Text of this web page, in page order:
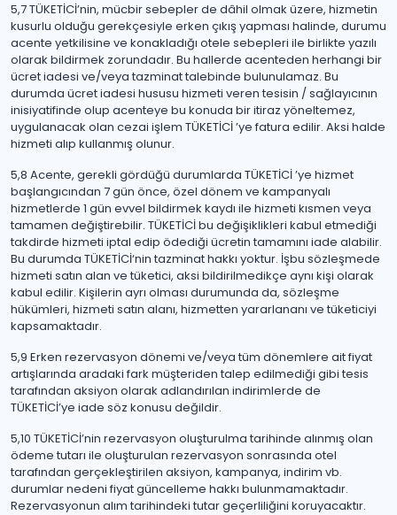
5,7 TÜKETİCİ’nin, mücbir sebepler de dâhil olmak üzere, hizmetin
kusurlu olduğu gerekçesiyle erken çıkış yapması halinde, durumu
acente yetkilisine ve konakladığı otele sebepleri ile birlikte yazılı
olarak bildirmek zorundadır. Bu hallerde acenteden herhangi bir
ücret iadesi ve/veya tazminat talebinde bulunulamaz. Bu
durumda ücret iadesi hususu hizmeti veren tesisin / sağlayıcının
inisiyatifinde olup acenteye bu konuda bir itiraz yöneltemez,
uygulanacak olan cezai işlem TÜKETİCİ ’ye fatura edilir. Aksi halde
hizmeti alıp kullanmış olunur.
5,8 Acente, gerekli gördüğü durumlarda TÜKETİCİ ’ye hizmet
başlangıcından 7 gün önce, özel dönem ve kampanyalı
hizmetlerde 1 gün evvel bildirmek kaydı ile hizmeti kısmen veya
tamamen değiştirebilir. TÜKETİCİ bu değişiklikleri kabul etmediği
takdirde hizmeti iptal edip ödediği ücretin tamamını iade alabilir.
Bu durumda TÜKETİCİ‘nin tazminat hakkı yoktur. İşbu sözleşmede
hizmeti satın alan ve tüketici, aksi bildirilmedikçe aynı kişi olarak
kabul edilir. Kişilerin ayrı olması durumunda da, sözleşme
hükümleri, hizmeti satın alanı, hizmetten yararlananı ve tüketiciyi
kapsamaktadır.
5,9 Erken rezervasyon dönemi ve/veya tüm dönemlere ait fiyat
artışlarında aradaki fark müşteriden talep edilmediği gibi tesis
tarafından aksiyon olarak adlandırılan indirimlerde de
TÜKETİCİ’ye iade söz konusu değildir.
5,10 TÜKETİCİ’nin rezervasyon oluşturulma tarihinde alınmış olan
ödeme tutarı ile oluşturulan rezervasyon sonrasında otel
tarafından gerçekleştirilen aksiyon, kampanya, indirim vb.
durumlar nedeni fiyat güncelleme hakkı bulunmamaktadır.
Rezervasyonun alım tarihindeki tutar geçerliliğini koruyacaktır.